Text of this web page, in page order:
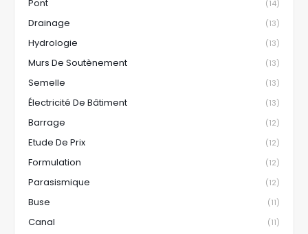
Pont (14)
Drainage (13)
Hydrologie (13)
Murs De Soutènement (13)
Semelle (13)
Électricité De Bâtiment (13)
Barrage (12)
Etude De Prix (12)
Formulation (12)
Parasismique (12)
Buse (11)
Canal (11)